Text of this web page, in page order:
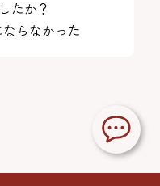
たか？
らなかった